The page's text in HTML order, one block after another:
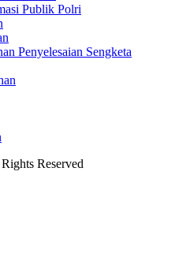
Publik Polri
Penyelesaian Sengketa
Reserved